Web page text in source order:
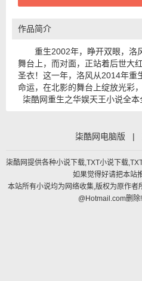
作品简介
重生2002年，睁开双眼，洛
舞台上，而对面，正站着后世
圣衣！这一年，洛风从2014年重
命运，在北影的舞台上绽放光彩
柒酷网重生之华娱天王小说全
柒酷网电脑版 |
柒酷网提供各种小说下载,TXT小说下载
如果觉得好请把本站
本站所有小说均为网络收集,版权为原作
@Hotmail.com删除